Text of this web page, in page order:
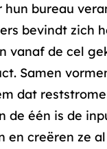
bureau
bevindt zich
vanaf de cel
Samen
dat
de één is de
en creëren ze